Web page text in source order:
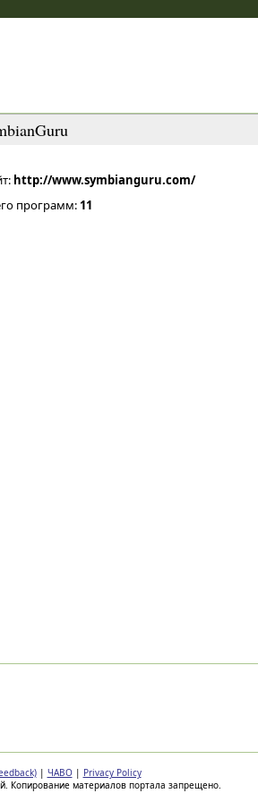
http://www.symbianguru.com/
программ: 11
| ЧАВО | Privacy Policy
Копирование материалов портала запрещено.